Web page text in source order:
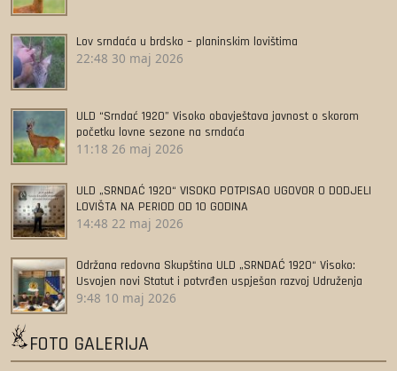
Lov srndaća u brdsko – planinskim lovištima
22:48 30 maj 2026
ULD “Srndać 1920” Visoko obavještava javnost o skorom
početku lovne sezone na srndaća
11:18 26 maj 2026
ULD „SRNDAĆ 1920“ VISOKO POTPISAO UGOVOR O DODJELI
LOVIŠTA NA PERIOD OD 10 GODINA
14:48 22 maj 2026
Održana redovna Skupština ULD „SRNDAĆ 1920“ Visoko:
Usvojen novi Statut i potvrđen uspješan razvoj Udruženja
9:48 10 maj 2026
FOTO GALERIJA